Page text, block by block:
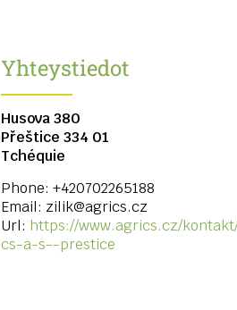
Yhteystiedot
Husova 380
Přeštice 334 01
Tchéquie
Phone: +420702265188
Email: zilik@agrics.cz
Url: https://www.agrics.cz/
cs-a-s--prestice